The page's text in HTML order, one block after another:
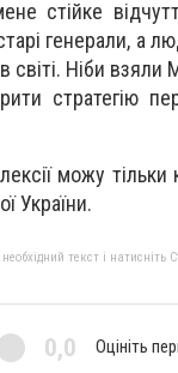
стійке
генерали, а
світі. Ніби
стратегію
можу
України.
текст і натисніть
0,0 Оцініть